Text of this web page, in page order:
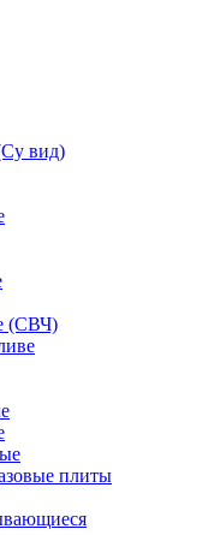
вид)
(СВЧ)
плиты